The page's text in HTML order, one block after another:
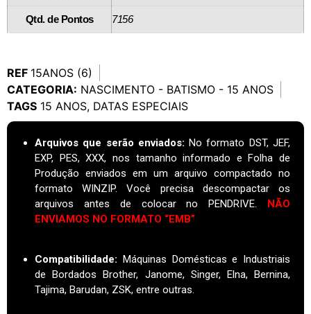
Qtd. de Pontos 7156
REF 15ANOS (6)
CATEGORIA: NASCIMENTO - BATISMO - 15 ANOS
TAGS 15 ANOS, DATAS ESPECIAIS
Arquivos que serão enviados: No formato DST, JEF,
EXP, PES, XXX, nos tamanho informado e Folha de
Produção enviados em um arquivo compactado no
formato WINZIP. Você precisa descompactar os
arquivos antes de colocar no PENDRIVE. NÃO
ENVIAMOS NO FORMATO “EMB”
Compatibilidade: Máquinas Domésticas e Industriais
de Bordados Brother, Janome, Singer, Elna, Bernina,
Tajima, Barudan, ZSK, entre outras.